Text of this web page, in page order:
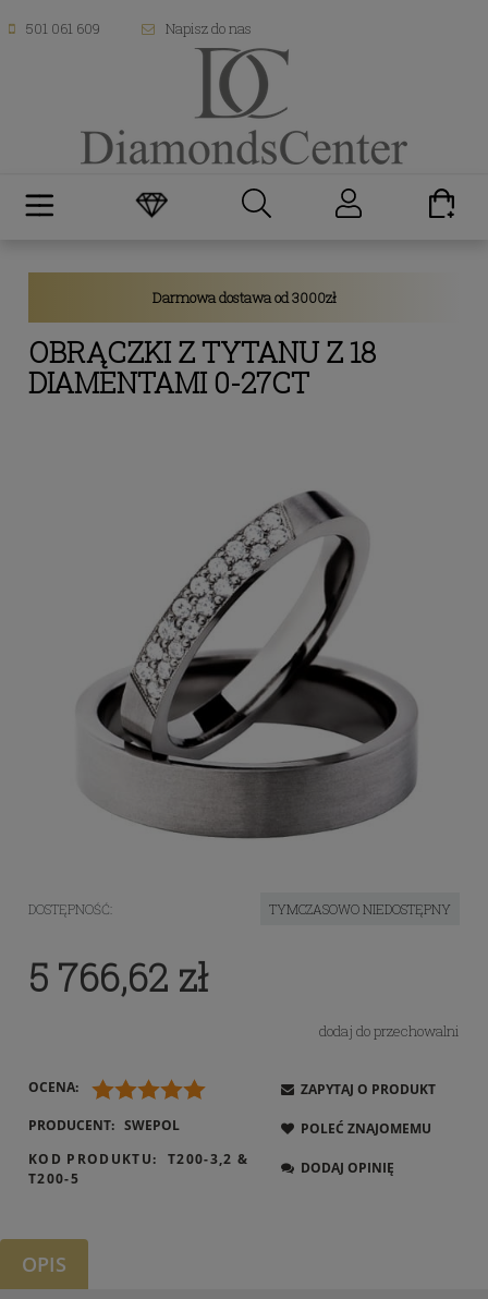
501 061 609 Napisz do nas
Darmowa dostawa od 3000zł
OBRĄCZKI Z TYTANU Z 18
DIAMENTAMI 0-27CT
DOSTĘPNOŚĆ: TYMCZASOWO NIEDOSTĘPNY
5 766,62 zł
dodaj do przechowalni
OCENA:
PRODUCENT: SWEPOL
KOD PRODUKTU:
T200-3,2 &
T200-5
ZAPYTAJ O PRODUKT
POLEĆ ZNAJOMEMU
DODAJ OPINIĘ
OPIS